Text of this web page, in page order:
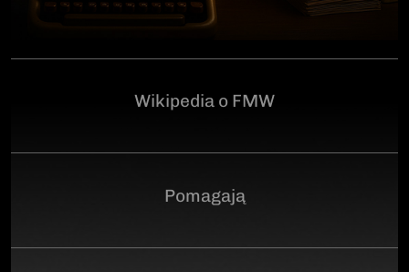
Wikipedia o FMW
Pomagają